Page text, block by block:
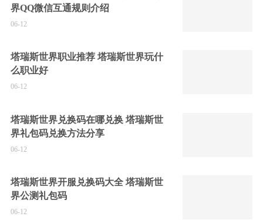
界QQ微信互通规则介绍
06-12
塔瑞斯世界职业推荐 塔瑞斯世界玩什
么职业好
06-12
塔瑞斯世界兑换码在哪兑换 塔瑞斯世
界礼包码兑换方法分享
06-12
塔瑞斯世界开服兑换码大全 塔瑞斯世
界公测礼包码
06-12